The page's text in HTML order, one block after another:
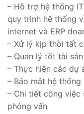
Chính
Tuyển
Hỏi Đáp
– Hỗ trợ hệ thống
quy trình hệ thống
internet và ERP
– Xử lý kịp thời tất
– Quản lý tốt tài
– Thực hiện các dự
– Bảo mật hệ thống
– Chi tiết công việc
phỏng vấn